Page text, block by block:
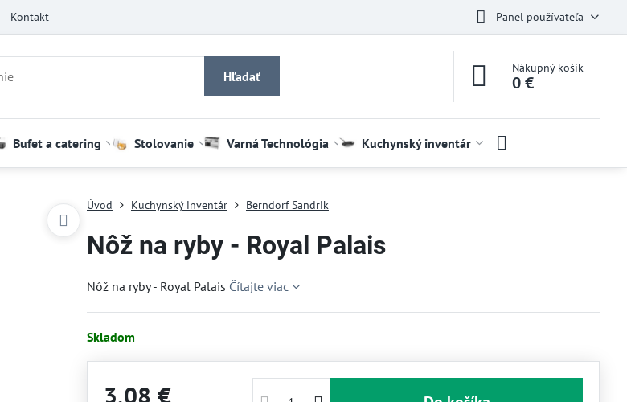
Kontakt Panel používateľa
Hľadať
Nákupný košík
0 €
Bufet a catering Stolovanie Varná Technológia Kuchynský inventár
Úvod Kuchynský inventár Berndorf Sandrik
Nôž na ryby - Royal Palais
Nôž na ryby - Royal Palais Čítajte viac
Skladom
3,08 €